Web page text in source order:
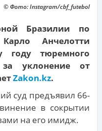
© Фото: Instagram/cbf_futebol
Бразилии по
Анчелотти
году тюремного
уклонение от
Zakon.kz.
суд предъявил 66-
в сокрытии
на его имидж.